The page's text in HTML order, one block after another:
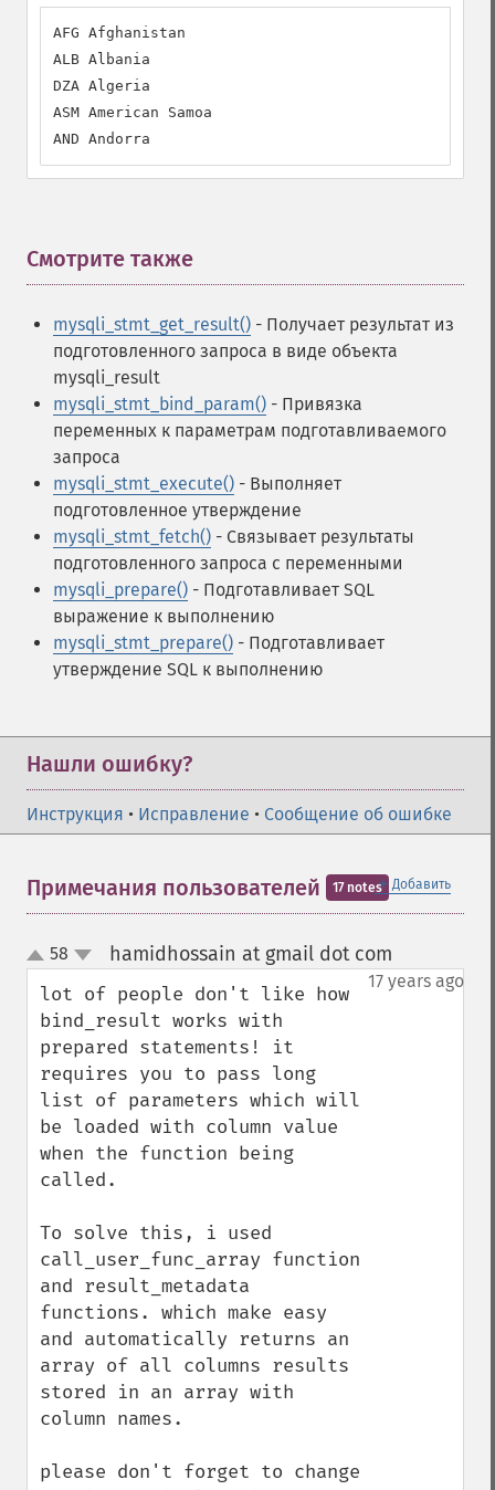
AFG Afghanistan
ALB Albania
DZA Algeria
ASM American Samoa
AND Andorra
Смотрите также
mysqli_stmt_get_result() - Получает результат из
подготовленного запроса в виде объекта
mysqli_result
mysqli_stmt_bind_param() - Привязка
переменных к параметрам подготавливаемого
запроса
mysqli_stmt_execute() - Выполняет
подготовленное утверждение
mysqli_stmt_fetch() - Связывает результаты
подготовленного запроса с переменными
mysqli_prepare() - Подготавливает SQL
выражение к выполнению
mysqli_stmt_prepare() - Подготавливает
утверждение SQL к выполнению
Нашли ошибку?
Инструкция • Исправление • Сообщение об ошибке
＋ Добавить
Примечания пользователей 17 notes
up
down
58 hamidhossain at gmail dot com
17 years ago
lot of people don't like how
bind_result works with
prepared statements! it
requires you to pass long
list of parameters which will
be loaded with column value
when the function being
called.
To solve this, i used
call_user_func_array function
and result_metadata
functions. which make easy
and automatically returns an
array of all columns results
stored in an array with
column names.
please don't forget to change